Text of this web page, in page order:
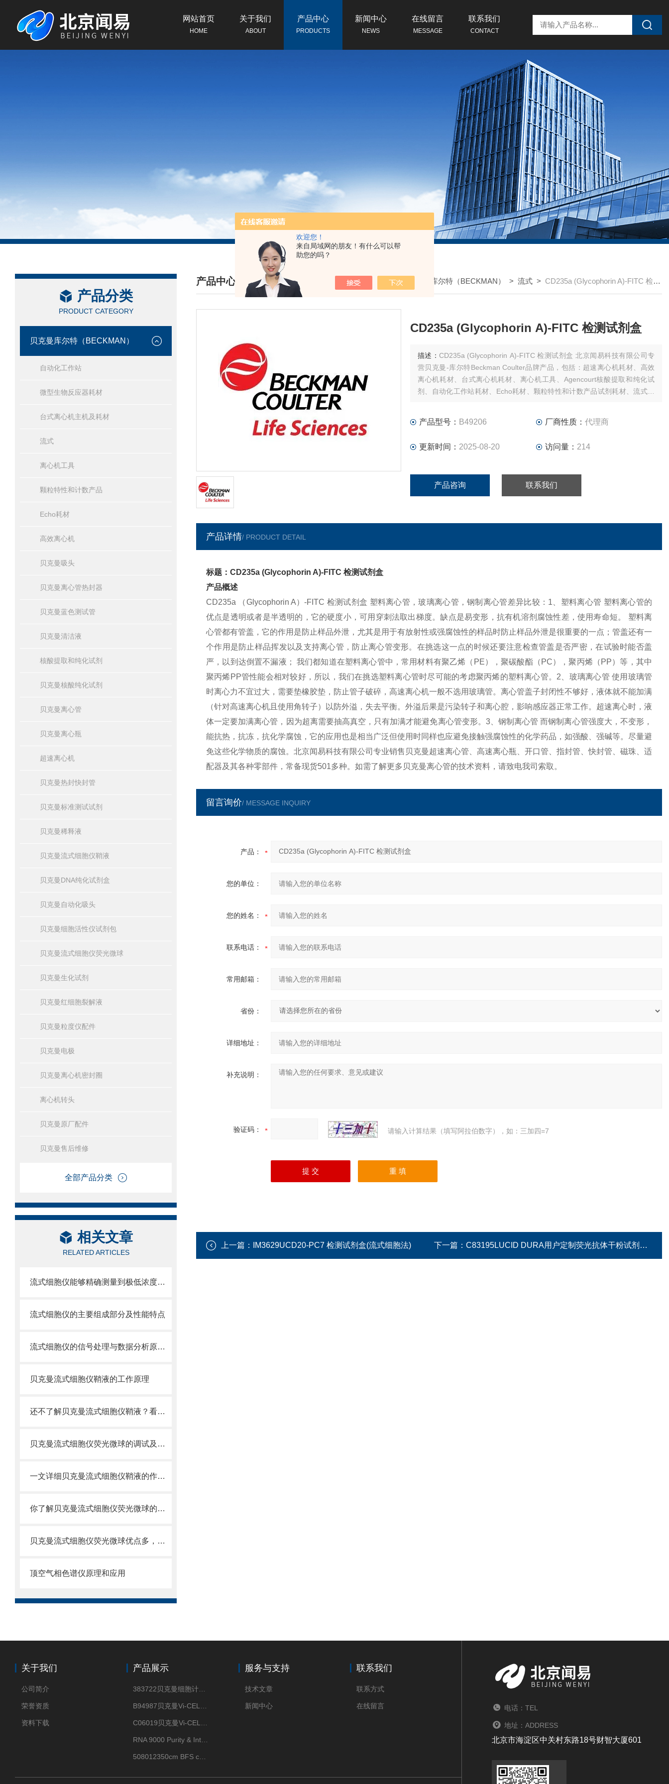
欢迎您！
来自局域网的朋友！有什么可以帮
助您的吗？
网站首页
HOME
关于我们
ABOUT
产品中心
PRODUCTS
新闻中心
NEWS
在线留言
MESSAGE
联系我们
CONTACT
产品分类
PRODUCT CATEGORY
贝克曼库尔特（BECKMAN）
自动化工作站
微型生物反应器耗材
台式离心机主机及耗材
流式
离心机工具
颗粒特性和计数产品
Echo耗材
高效离心机
贝克曼吸头
贝克曼离心管热封器
贝克曼蓝色测试管
贝克曼清洁液
核酸提取和纯化试剂
贝克曼核酸纯化试剂
贝克曼离心管
贝克曼离心瓶
超速离心机
贝克曼热封快封管
贝克曼标准测试试剂
贝克曼稀释液
贝克曼流式细胞仪鞘液
贝克曼DNA纯化试剂盒
贝克曼自动化吸头
贝克曼细胞活性仪试剂包
贝克曼流式细胞仪荧光微球
贝克曼生化试剂
贝克曼红细胞裂解液
贝克曼粒度仪配件
贝克曼电极
贝克曼离心机密封圈
离心机转头
贝克曼原厂配件
贝克曼售后维修
全部产品分类
相关文章
RELATED ARTICLES
流式细胞仪能够精确测量到极低浓度的标记物
流式细胞仪的主要组成部分及性能特点
流式细胞仪的信号处理与数据分析原理分析
贝克曼流式细胞仪鞘液的工作原理
还不了解贝克曼流式细胞仪鞘液？看这里就对了！
贝克曼流式细胞仪荧光微球的调试及使用
一文详细贝克曼流式细胞仪鞘液的作用原理
你了解贝克曼流式细胞仪荧光微球的制备之怎样的吗
贝克曼流式细胞仪荧光微球优点多，实用效果好
顶空气相色谱仪原理和应用
产品中心
/ PRODUCTS CENTER
首页> 产品中心> 贝克曼库尔特（BECKMAN） >流式 > CD235a (Glycophorin A)-FITC 检测试剂盒
CD235a (Glycophorin A)-FITC 检测试剂盒
描述： CD235a (Glycophorin A)-FITC 检测试剂盒 北京闻易科技有限公司专
营贝克曼-库尔特Beckman Coulter品牌产品，包括：超速离心机耗材、高效
离心机耗材、台式离心机耗材、离心机工具、Agencourt核酸提取和纯化试
剂、自动化工作站耗材、Echo耗材、颗粒特性和计数产品试剂耗材、流式细
产品型号： B49206 厂商性质： 代理商
更新时间： 2025-08-20 访问量： 214
产品咨询 联系我们
产品详情/ PRODUCT DETAIL
标题：CD235a (Glycophorin A)-FITC 检测试剂盒
产品概述
CD235a （Glycophorin A）-FITC 检测试剂盒 塑料离心管，玻璃离心管，钢制离心管差异比较：1、塑料离心管 塑料离心管的
优点是透明或者是半透明的，它的硬度小，可用穿刺法取出梯度。缺点是易变形，抗有机溶剂腐蚀性差，使用寿命短。 塑料离
心管都有管盖，它的作用是防止样品外泄，尤其是用于有放射性或强腐蚀性的样品时防止样品外泄是很重要的一点；管盖还有一
个作用是防止样品挥发以及支持离心管，防止离心管变形。在挑选这一点的时候还要注意检查管盖是否严密，在试验时能否盖
严，以到达倒置不漏液； 我们都知道在塑料离心管中，常用材料有聚乙烯（PE），聚碳酸酯（PC），聚丙烯（PP）等，其中
聚丙烯PP管性能会相对较好，所以，我们在挑选塑料离心管时尽可能的考虑聚丙烯的塑料离心管。2、玻璃离心管 使用玻璃管
时离心力不宜过大，需要垫橡胶垫，防止管子破碎，高速离心机一般不选用玻璃管。离心管盖子封闭性不够好，液体就不能加满
（针对高速离心机且使用角转子）以防外溢，失去平衡。外溢后果是污染转子和离心腔，影响感应器正常工作。超速离心时，液
体一定要加满离心管，因为超离需要抽高真空，只有加满才能避免离心管变形。3、钢制离心管 而钢制离心管强度大，不变形，
能抗热，抗冻，抗化学腐蚀，它的应用也是相当广泛但使用时同样也应避免接触强腐蚀性的化学药品，如强酸、强碱等。尽量避
免这些化学物质的腐蚀。北京闻易科技有限公司专业销售贝克曼超速离心管、高速离心瓶、开口管、指封管、快封管、磁珠、适
配器及其各种零部件，常备现货501多种。如需了解更多贝克曼离心管的技术资料，请致电我司索取。
留言询价/ MESSAGE INQUIRY
产品：
您的单位：
您的姓名：
联系电话：
常用邮箱：
省份：
详细地址：
补充说明：
验证码： 请输入计算结果（填写阿拉伯数字），如：三加四=7
上一篇： IM3629UCD20-PC7 检测试剂盒(流式细胞法) 下一篇： C83195LUCID DURA用户定制荧光抗体干粉试剂
关于我们
公司简介
荣誉资质
资料下载
产品展示 服务与支持
技术文章
新闻中心
联系我们
联系方式
在线留言 电话：TEL
地址：ADDRESS
北京市海淀区中关村东路18号财智大厦601